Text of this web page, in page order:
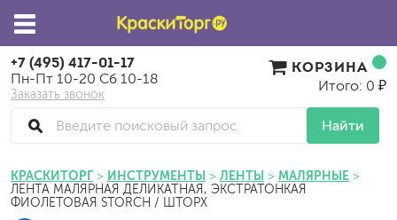
+7 (495) 417-01-17
Пн-Пт 10-20 Сб 10-18
Заказать звонок
Найти
КОРЗИНА
Итого: 0 ₽
КРАСКИТОРГ ИНСТРУМЕНТЫ ЛЕНТЫ МАЛЯРНЫЕ
ЛЕНТА МАЛЯРНАЯ ДЕЛИКАТНАЯ, ЭКСТРАТОНКАЯ
ФИОЛЕТОВАЯ STORCH / ШТОРХ